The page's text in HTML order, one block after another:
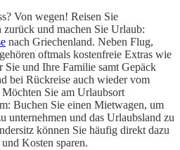
Von wegen! Reisen Sie
zurück und machen Sie Urlaub:
nach Griechenland. Neben Flug,
oftmals kostenfreie Extras wie
Sie und Ihre Familie samt Gepäck
bei Rückreise auch wieder vom
Sie am Urlaubsort
Buchen Sie einen Mietwagen, um
unternehmen und das Urlaubsland zu
können Sie häufig direkt dazu
Kosten sparen.